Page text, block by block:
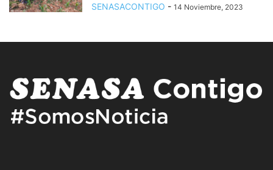
SENASACONTIGO - 14 Noviembre, 2023